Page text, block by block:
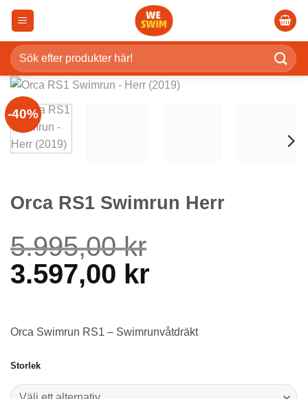
Skip
content
Sök
efter:
-40%
Orca RS1 Swimrun Herr
5.995,00kr
Det
priset
var:
5.995,00 kr.
3.597,00 kr
priset
3.597,00 kr.
Orca Swimrun RS1 – Swimrunvåtdräkt
Storlek